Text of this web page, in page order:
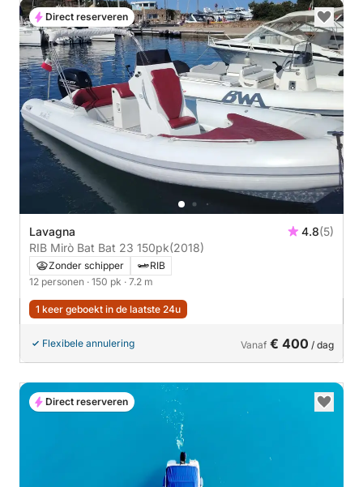
Lavagna 4.8(5)
RIB Mirò Bat Bat 23 150pk(2018)
Zonder schipper
RIB
12 personen · 150 pk · 7.2 m
1 keer geboekt in de laatste 24u
Flexibele annulering Vanaf € 400 / dag
Direct reserveren
Direct reserveren